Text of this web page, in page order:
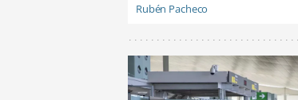
Rubén Pacheco